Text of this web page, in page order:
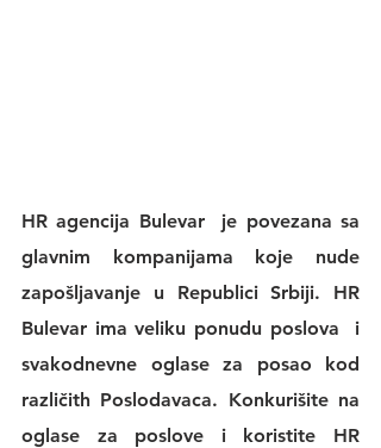
HR agencija Bulevar je povezana sa
glavnim kompanijama koje nude
zapošljavanje u Republici Srbiji. HR
Bulevar ima veliku ponudu poslova i
svakodnevne oglase za posao kod
oglase za poslove i koristite HR